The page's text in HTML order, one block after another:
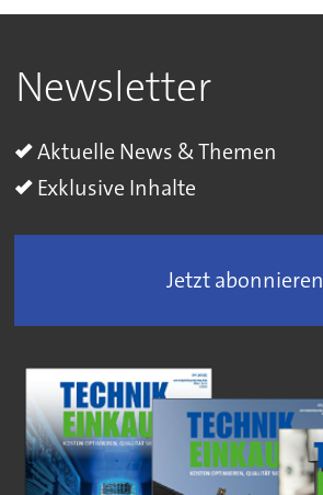
Newsletter
Aktuelle News & Themen
Exklusive Inhalte
Jetzt abonnieren